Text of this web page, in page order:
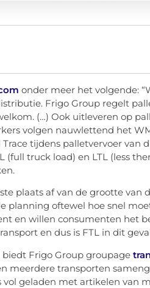
onder meer het volgende:
Frigo Group regelt
(…) Ook uitleveren op
volgen nauwlettend het
tijdens palletvervoer van
truck load) en LTL (less
plaats af van de grootte van
planning oftewel hoe snel
en willen consumenten het
en dus is FTL in dit
Frigo Group groupage
meerdere transporten
geladen met artikelen van